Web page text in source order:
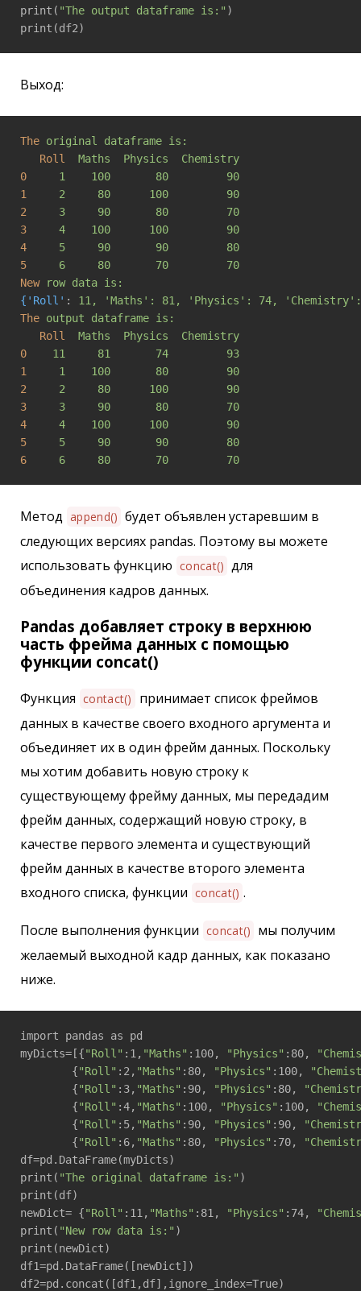
print( "The output dataframe is:" )
print(df2)
Выход:
The original dataframe is:
Roll
Maths  Physics  Chemistry
0
1    100       80         90
1
2     80      100         90
2
3     90       80         70
3
4    100      100         90
4
5     90       90         80
5
6     80       70         70
New
row data is:
{'Roll' : 11, 'Maths': 81, 'Physics': 74,
The output dataframe is:
Roll
Maths  Physics  Chemistry
0
11     81       74         93
1
1    100       80         90
2
2     80      100         90
3
3     90       80         70
4
4    100      100         90
5
5     90       90         80
6
6     80       70         70
Метод append() будет объявлен устаревшим в
следующих версиях pandas. Поэтому вы можете
использовать функцию concat() для
объединения кадров данных.
Pandas добавляет строку в верхнюю
часть фрейма данных с помощью
функции concat()
Функция contact()
принимает список фреймов
данных в качестве своего входного аргумента и
объединяет их в один фрейм данных. Поскольку
мы хотим добавить новую строку к
существующему фрейму данных, мы передадим
фрейм данных, содержащий новую строку, в
качестве первого элемента и существующий
фрейм данных в качестве второго элемента
входного списка, функции concat() .
После выполнения функции concat() мы получим
желаемый выходной кадр данных, как показано
ниже.
import pandas as pd
myDicts=[{"Roll" :1, "Maths" :100, "Physics" :80,
        {
"Roll" :2, "Maths" :80, "Physics" :100,
        {
"Roll" :3, "Maths" :90, "Physics" :80,
        {
"Roll" :4, "Maths" :100, "Physics" :100,
        {
"Roll" :5, "Maths" :90, "Physics" :90,
        {
"Roll" :6, "Maths" :80, "Physics" :70,
df=pd.DataFrame(myDicts)
print( "The original dataframe is:" )
print(df)
newDict= {"Roll" :11, "Maths" :81, "Physics" :74,
print( "New row data is:" )
print(newDict)
df1=pd.DataFrame([newDict])
df2=pd.concat([df1,df],ignore_index=True)